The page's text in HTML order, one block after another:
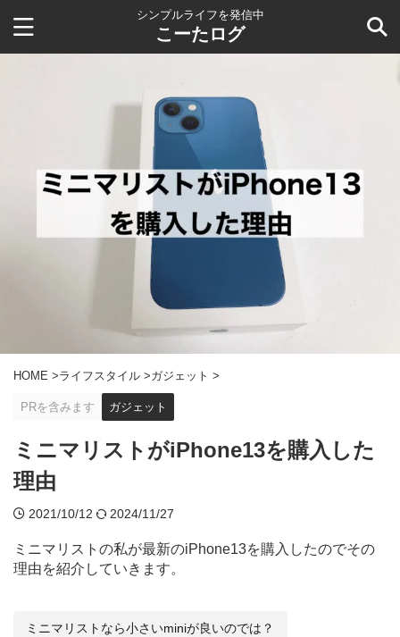
シンプルライフを発信中
こーたログ
HOME >ライフスタイル >ガジェット >
PRを含みます ガジェット
ミニマリストがiPhone13を購入した
理由
2021/10/12 2024/11/27
ミニマリストの私が最新のiPhone13を購入したのでその
理由を紹介していきます。
ミニマリストなら小さいminiが良いのでは？